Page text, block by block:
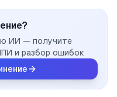
ИИ — получите
и разбор ошибок